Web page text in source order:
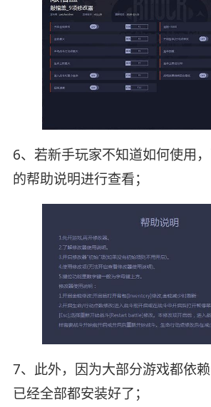
6、若新手玩家不知道如何使用
的帮助说明进行查看；
7、此外，因为大部分游戏都依
已经全部都安装好了；